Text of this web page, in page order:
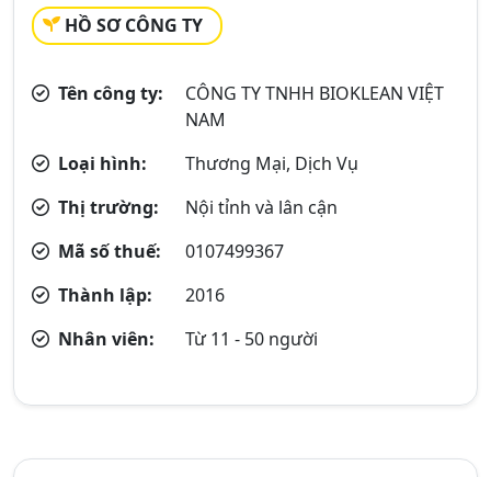
HỒ SƠ CÔNG TY
Tên công ty:
CÔNG TY TNHH BIOKLEAN VIỆT
NAM
Loại hình:
Thương Mại, Dịch Vụ
Thị trường:
Nội tỉnh và lân cận
Mã số thuế:
0107499367
Thành lập:
2016
Nhân viên:
Từ 11 - 50 người